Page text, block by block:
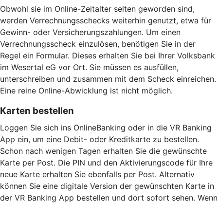
Obwohl sie im Online-Zeitalter selten geworden sind,
werden Verrechnungsschecks weiterhin genutzt, etwa für
Gewinn- oder Versicherungszahlungen. Um einen
Verrechnungsscheck einzulösen, benötigen Sie in der
Regel ein Formular. Dieses erhalten Sie bei Ihrer Volksbank
im Wesertal eG vor Ort. Sie müssen es ausfüllen,
unterschreiben und zusammen mit dem Scheck einreichen.
Eine reine Online-Abwicklung ist nicht möglich.
Karten bestellen
Loggen Sie sich ins OnlineBanking oder in die VR Banking
App ein, um eine Debit- oder Kreditkarte zu bestellen.
Schon nach wenigen Tagen erhalten Sie die gewünschte
Karte per Post. Die PIN und den Aktivierungscode für Ihre
neue Karte erhalten Sie ebenfalls per Post. Alternativ
können Sie eine digitale Version der gewünschten Karte in
der VR Banking App bestellen und dort sofort sehen. Wenn